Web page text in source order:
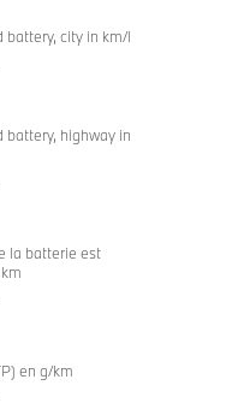
battery, city in km/l
battery, highway in
la batterie est
en g/km